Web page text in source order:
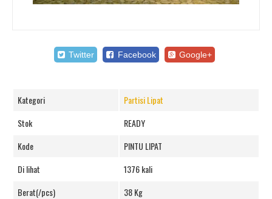
Twitter Facebook Google+
Kategori
Partisi Lipat
Stok
READY
Kode
PINTU LIPAT
Di lihat
1376 kali
Berat(/pcs)
38 Kg